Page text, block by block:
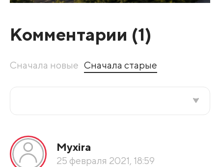
Комментарии (1)
Сначала новые Сначала старые
По рейтингу
Myxira
25 февраля 2021, 18:59